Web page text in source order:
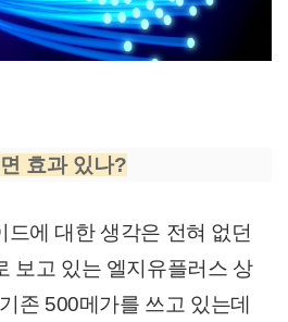
효과 있나?
드에 대한 생각은 전혀 없던
보고 있는 엘지유플러스 상
존 500메가를 쓰고 있는데